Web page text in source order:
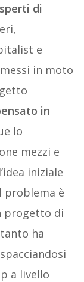
di
e
in moto
in
lo
mezzi e
iniziale
problema è
progetto di
ha
a livello